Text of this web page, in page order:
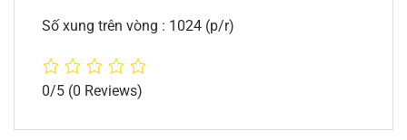
Số xung trên vòng : 1024 (p/r)
0/5 (0 Reviews)